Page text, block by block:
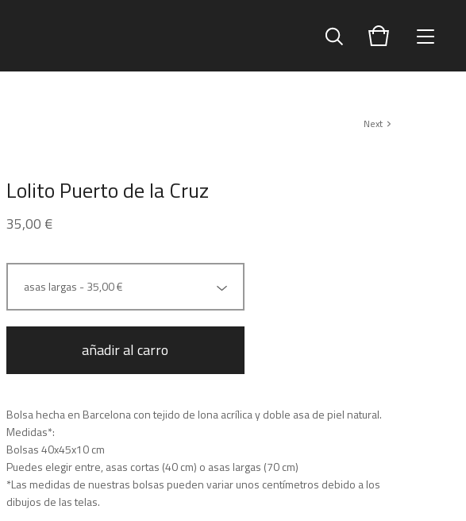
Next
Lolito Puerto de la Cruz
35,00 €
añadir al carro
Bolsa hecha en Barcelona con tejido de lona acrílica y doble asa de piel natural.
Medidas*:
Bolsas 40x45x10 cm
Puedes elegir entre, asas cortas (40 cm) o asas largas (70 cm)
*Las medidas de nuestras bolsas pueden variar unos centímetros debido a los
dibujos de las telas.